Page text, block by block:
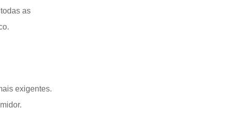
as
exigentes.